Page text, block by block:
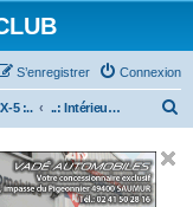
Connexion
S’enregistrer
5 :.. ..: Intérieur / Electronique (CX5) :..